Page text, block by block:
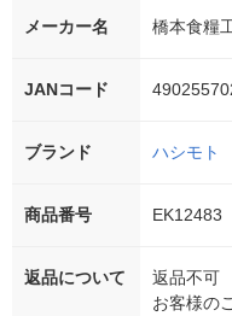
メーカー名 橋本食糧
JANコード
ブランド ハシモト
商品番号 EK12483
返品について
返品不可
お客様の